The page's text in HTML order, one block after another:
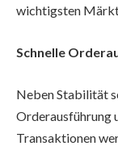
wichtigsten
Schnelle
Neben Stabilität
Orderausführung
Transaktionen